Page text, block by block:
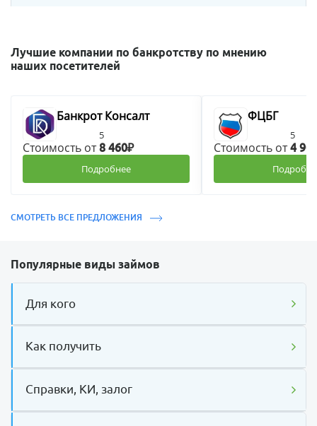
Лучшие компании по банкротству по мнению
наших посетителей
Банкрот Консалт
5
Стоимость от8 460₽
Подробнее
ФЦБГ
5
Стоимость от4
СМОТРЕТЬ ВСЕ ПРЕДЛОЖЕНИЯ
Популярные виды займов
Для кого
Как получить
Справки, КИ, залог